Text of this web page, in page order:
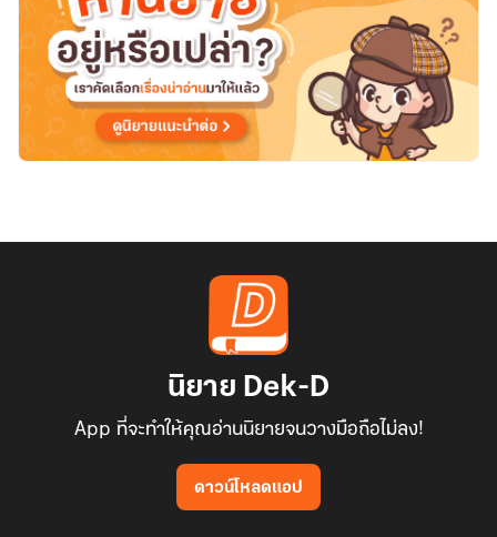
นิยาย Dek-D
App ที่จะทำให้คุณอ่านนิยายจนวางมือถือไม่ลง!
ดาวน์โหลดแอป